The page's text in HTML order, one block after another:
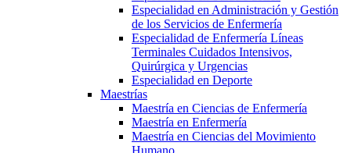
Especialidad en Administración y Gestión
de los Servicios de Enfermería
Especialidad de Enfermería Líneas
Terminales Cuidados Intensivos,
Quirúrgica y Urgencias
Especialidad en Deporte
Maestrías
Maestría en Ciencias de Enfermería
Maestría en Enfermería
Maestría en Ciencias del Movimiento
Humano